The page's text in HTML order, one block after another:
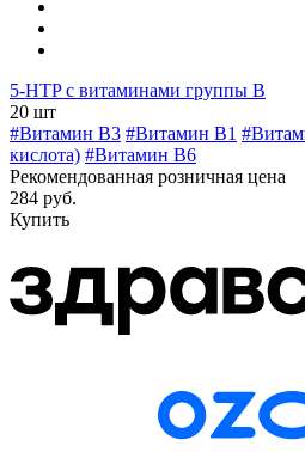
5-HTP с витаминами группы В
20 шт
#Витамин В3 #Витамин B1
кислота) #Витамин B6
Рекомендованная розничная цена
284 руб.
Купить